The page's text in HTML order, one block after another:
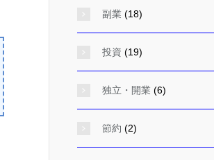
副業 (18)
投資 (19)
独立・開業 (6)
節約 (2)